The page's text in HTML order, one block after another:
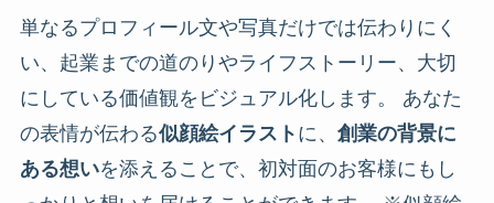
単なるプロフィール文や写真だけでは伝わりにく
い、起業までの道のりやライフストーリー、大切
にしている価値観をビジュアル化します。 あなた
の表情が伝わる似顔絵イラスト に、 創業の背景に
ある想いを添えることで、初対面のお客様にもし